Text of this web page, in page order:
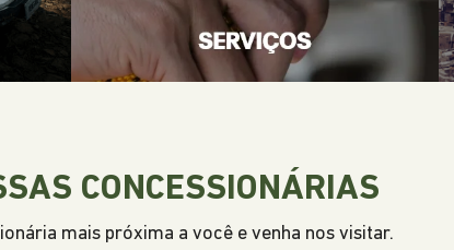
CONCESSIONÁRIAS
mais próxima a você e venha nos visitar.